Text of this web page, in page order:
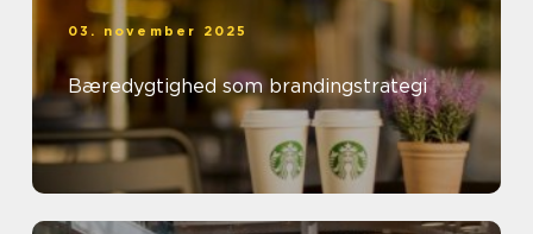
03. november 2025
Bæredygtighed som brandingstrategi